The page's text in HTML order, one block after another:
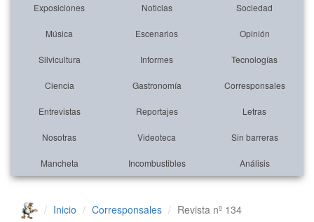
Exposiciones Noticias Sociedad
Música Escenarios Opinión
Silvicultura Informes Tecnologías
Ciencia Gastronomía Corresponsales
Entrevistas Reportajes Letras
Nosotras Videoteca Sin barreras
Mancheta Incombustibles Análisis
Inicio Corresponsales Revista nº 134